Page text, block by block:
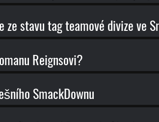
ze stavu tag teamové divize ve
Reignsovi?
SmackDownu